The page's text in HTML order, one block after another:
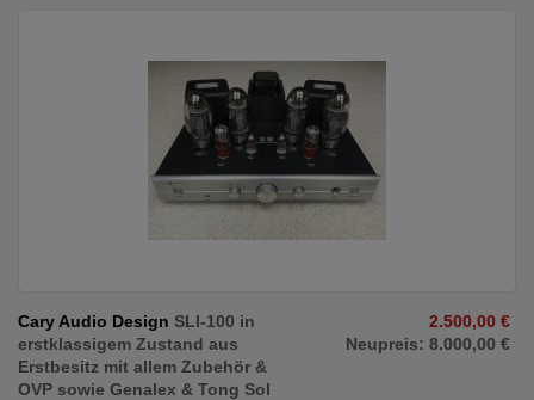
Cary Audio Design SLI-100 in
erstklassigem Zustand aus
Erstbesitz mit allem Zubehör &
OVP sowie Genalex & Tong Sol
2.500,00 €
Neupreis: 8.000,00 €